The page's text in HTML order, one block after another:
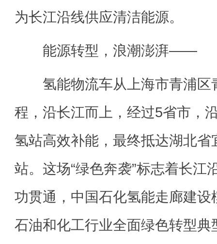
为长江沿线供应清洁能源。
能源转型，浪潮澎湃——
氢能物流车从上海市青浦区
程，沿长江而上，经过5省市，
氢站高效补能，最终抵达湖北省
站。这场“绿色奔袭”标志着长江
功贯通，中国石化氢能走廊建设
石油和化工行业全面绿色转型典